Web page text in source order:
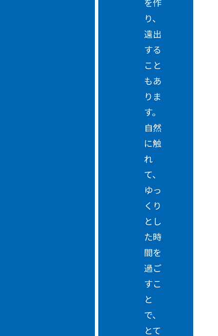
り、
遠出
する
こと
もあ
りま
す。
自然
に触
れ
て、
ゆっ
くり
とし
た時
間を
過ご
すこ
と
で、
とて